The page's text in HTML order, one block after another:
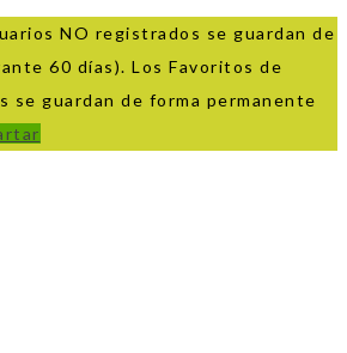
NO registrados se guardan de
60 días). Los Favoritos de
se guardan de forma permanente